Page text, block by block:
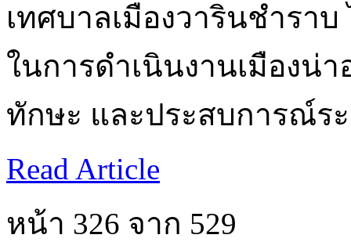
เทศบาลเมืองวารินชำรา
ในการดำเนินงานเมืองน่
ทักษะ และประสบการณ์ร
Read Article
หน้า 326 จาก 529